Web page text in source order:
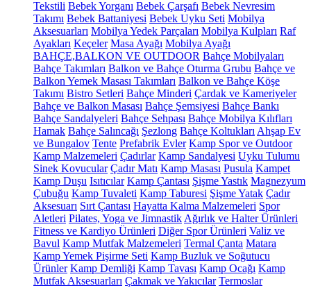
Tekstili Bebek Yorganı Bebek Çarşafı Bebek Nevresim
Takımı Bebek Battaniyesi Bebek Uyku Seti Mobilya
Aksesuarları Mobilya Yedek Parçaları Mobilya Kulpları Raf
Ayakları Keçeler Masa Ayağı Mobilya Ayağı
BAHÇE,BALKON VE OUTDOOR Bahçe Mobilyaları
Bahçe Takımları Balkon ve Bahçe Oturma Grubu Bahçe ve
Balkon Yemek Masası Takımları Balkon ve Bahçe Köşe
Takımı Bistro Setleri Bahçe Minderi Çardak ve Kameriyeler
Bahçe ve Balkon Masası Bahçe Şemsiyesi Bahçe Bankı
Bahçe Sandalyeleri Bahçe Sehpası Bahçe Mobilya Kılıfları
Hamak Bahçe Salıncağı Şezlong Bahçe Koltukları Ahşap Ev
ve Bungalov Tente Prefabrik Evler Kamp Spor ve Outdoor
Kamp Malzemeleri Çadırlar Kamp Sandalyesi Uyku Tulumu
Sinek Kovucular Çadır Matı Kamp Masası Pusula Kampet
Kamp Duşu Isıtıcılar Kamp Çantası Şişme Yastık Magnezyum
Çubuğu Kamp Tuvaleti Kamp Taburesi Şişme Yatak Çadır
Aksesuarı Sırt Çantası Hayatta Kalma Malzemeleri Spor
Aletleri Pilates, Yoga ve Jimnastik Ağırlık ve Halter Ürünleri
Fitness ve Kardiyo Ürünleri Diğer Spor Ürünleri Valiz ve
Bavul Kamp Mutfak Malzemeleri Termal Çanta Matara
Kamp Yemek Pişirme Seti Kamp Buzluk ve Soğutucu
Ürünler Kamp Demliği Kamp Tavası Kamp Ocağı Kamp
Mutfak Aksesuarları Çakmak ve Yakıcılar Termoslar